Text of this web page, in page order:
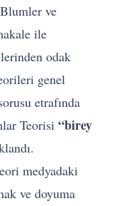
ve
ile
odak
genel
etrafında
Teorisi“birey
medyadaki
ve doyuma